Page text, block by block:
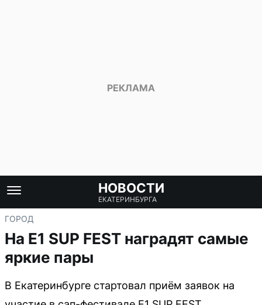
НОВОСТИ
ЕКАТЕРИНБУРГА
ГОРОД
На E1 SUP FEST наградят самые
яркие пары
В Екатеринбурге стартовал приём заявок на